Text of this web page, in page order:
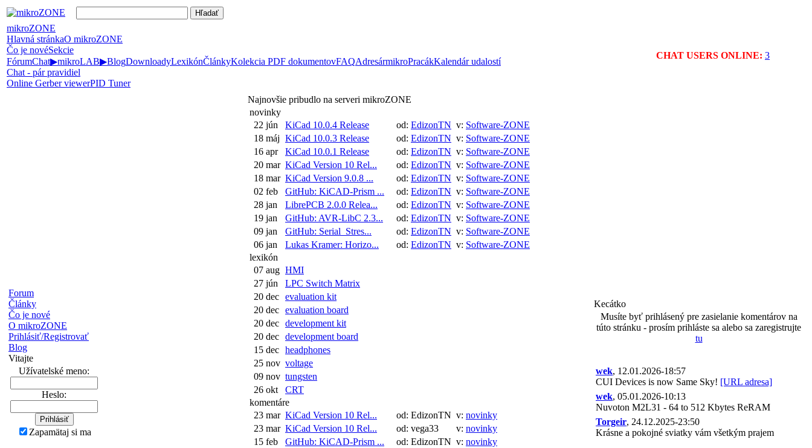
mikroZONE
Hlavná stránkaO mikroZONE
Čo je novéSekcie
FórumChat▶mikroLAB▶BlogDownloadyLexikónČlánkyKolekcia PDF dokumentovFAQAdresármikroPracákKalendár udalostí
Chat - pár pravidiel
Online Gerber viewerPID Tuner
CHAT USERS ONLINE: 3
Forum
Články
Čo je nové
O mikroZONE
Prihlásiť/Registrovať
Blog
Vitajte
Užívatelské meno:
Heslo:
Zapamätaj si ma
Najnovšie pribudlo na serveri mikroZONE
novinky
22 jún
KiCad 10.0.4 Release od: EdizonTN v: Software-ZONE
18 máj KiCad 10.0.3 Release od: EdizonTN v: Software-ZONE
16 apr
KiCad 10.0.1 Release od: EdizonTN v: Software-ZONE
20 mar KiCad Version 10 Rel... od: EdizonTN v: Software-ZONE
18 mar KiCad Version 9.0.8 ... od: EdizonTN v: Software-ZONE
02 feb
GitHub: KiCAD-Prism ... od: EdizonTN v: Software-ZONE
28 jan
LibrePCB 2.0.0 Relea... od: EdizonTN v: Software-ZONE
19 jan
GitHub: AVR-LibC 2.3... od: EdizonTN v: Software-ZONE
09 jan
GitHub: Serial_Stres... od: EdizonTN v: Software-ZONE
06 jan
Lukas Kramer: Horizo... od: EdizonTN v: Software-ZONE
lexikón
07 aug HMI
27 jún
LPC Switch Matrix
20 dec evaluation kit
20 dec evaluation board
20 dec development kit
20 dec development board
15 dec headphones
25 nov voltage
09 nov tungsten
26 okt
CRT
komentáre
23 mar KiCad Version 10 Rel... od: EdizonTN v: novinky
23 mar KiCad Version 10 Rel... od: vega33 v: novinky
15 feb
GitHub: KiCAD-Prism ... od: EdizonTN v: novinky
Kecátko
Musíte byť prihlásený pre zasielanie komentárov na
túto stránku - prosím prihláste sa alebo sa zaregistrujte
tu
wek, 12.01.2026-18:57
CUI Devices is now Same Sky! [URL adresa]
wek, 05.01.2026-10:13
Nuvoton M2L31 - 64 to 512 Kbytes ReRAM
Torgeir, 24.12.2025-23:50
Krásne a pokojné sviatky vám všetkým prajem